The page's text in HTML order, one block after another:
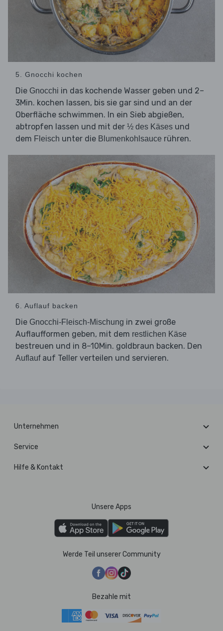
5. Gnocchi kochen
Die Gnocchi in das kochende Wasser geben und 2–
3Min. kochen lassen, bis sie gar sind und an der
Oberfläche schwimmen. In ein Sieb abgießen,
abtropfen lassen und mit der ½ des Käses und
dem Fleisch unter die Blumenkohlsauce rühren.
6. Auflauf backen
Die Gnocchi-Fleisch-Mischung in zwei große
Auflaufformen geben, mit dem restlichen Käse
bestreuen und in 8–10Min. goldbraun backen. Den
Auflaufauf Teller verteilen und servieren.
Unternehmen
Service
Hilfe & Kontakt
Unsere Apps
Werde Teil unserer Community
Bezahle mit